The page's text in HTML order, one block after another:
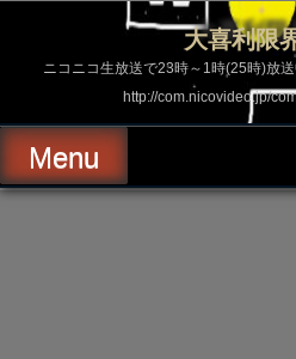
ス
ッ
プ
大喜利限
ニコニコ生放送で23時～1時(25時)放
http://com.nicovideo.jp/
Menu